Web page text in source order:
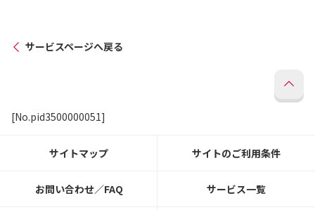
サービスページへ戻る
[No.pid3500000051]
サイトマップ サイトのご利用条件
お問い合わせ／FAQ サービス一覧